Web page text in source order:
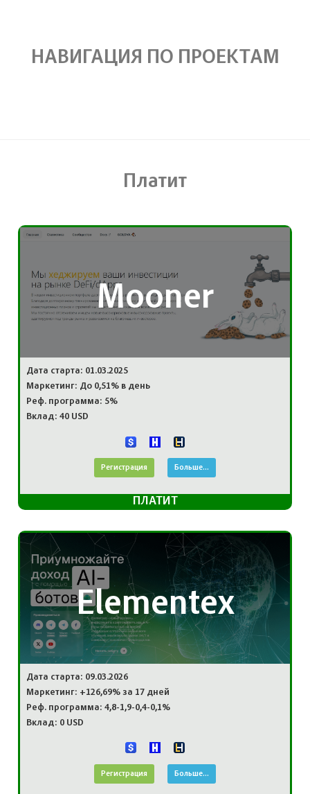
НАВИГАЦИЯ ПО ПРОЕКТАМ
Платит
Mooner
Дата старта: 01.03.2025
Маркетинг: До 0,51% в день
Реф. программа: 5%
Вклад: 40 USD
Регистрация Больше...
ПЛАТИТ
Elementex
Дата старта: 09.03.2026
Маркетинг: +126,69% за 17 дней
Реф. программа: 4,8-1,9-0,4-0,1%
Вклад: 0 USD
Регистрация Больше...